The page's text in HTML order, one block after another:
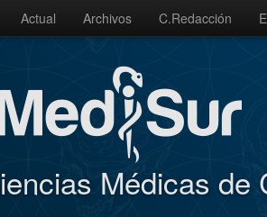
Actual Archivos C.Redacción
Médicas de